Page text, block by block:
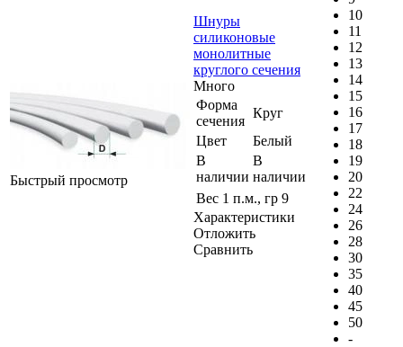
Быстрый просмотр
Шнуры
силиконовые
монолитные
круглого сечения
Много
Форма
сечения
Круг
Цвет
Белый
В
наличии
В
наличии
Вес 1 п.м., гр 9
Характеристики
Отложить
Сравнить
10
11
12
13
14
15
16
17
18
19
20
22
24
26
28
30
35
40
45
50
-